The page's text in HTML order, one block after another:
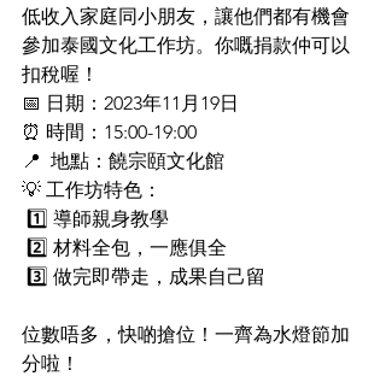
低收入家庭同小朋友，讓他們都有機會
參加泰國文化工作坊。你嘅捐款仲可以
扣稅喔！
📅 日期：2023年11月19日
⏰ 時間：15:00-19:00
📍  地點：饒宗頤文化館
💡 工作坊特色：
1️⃣ 導師親身教學
2️⃣ 材料全包，一應俱全
3️⃣ 做完即帶走，成果自己留
位數唔多，快啲搶位！一齊為水燈節加
分啦！